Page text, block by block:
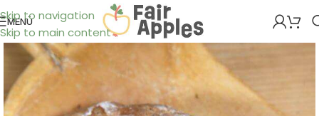
Skip to navigation
Skip to main content
MENÜ